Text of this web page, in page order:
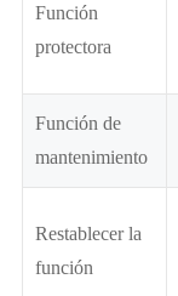
Función
protectora
Función de
mantenimiento
Restablecer la
función